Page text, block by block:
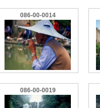
086-00-0014
086-00-0019